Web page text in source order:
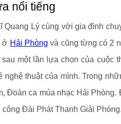
nổi tiếng
Quang Lý cùng với gia đình
ở Hải Phòng và cũng từng có 2
một lần lựa chọn của cuộc
nghệ thuật của mình. Trong
Đoàn ca múa nhạc Hải
Đài Phát Thanh Giải Phóng.